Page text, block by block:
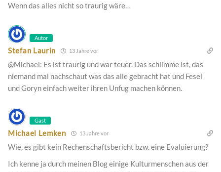
Wenn das alles nicht so traurig wäre…
Autor
Stefan Laurin 13 Jahre vor
@Michael: Es ist traurig und war teuer. Das schlimme ist, das
niemand mal nachschaut was das alle gebracht hat und Fesel
und Goryn einfach weiter ihren Unfug machen können.
Gast
Michael Lemken 13 Jahre vor
Wie, es gibt kein Rechenschaftsbericht bzw. eine Evaluierung?
Ich kenne ja durch meinen Blog einige Kulturmenschen aus der